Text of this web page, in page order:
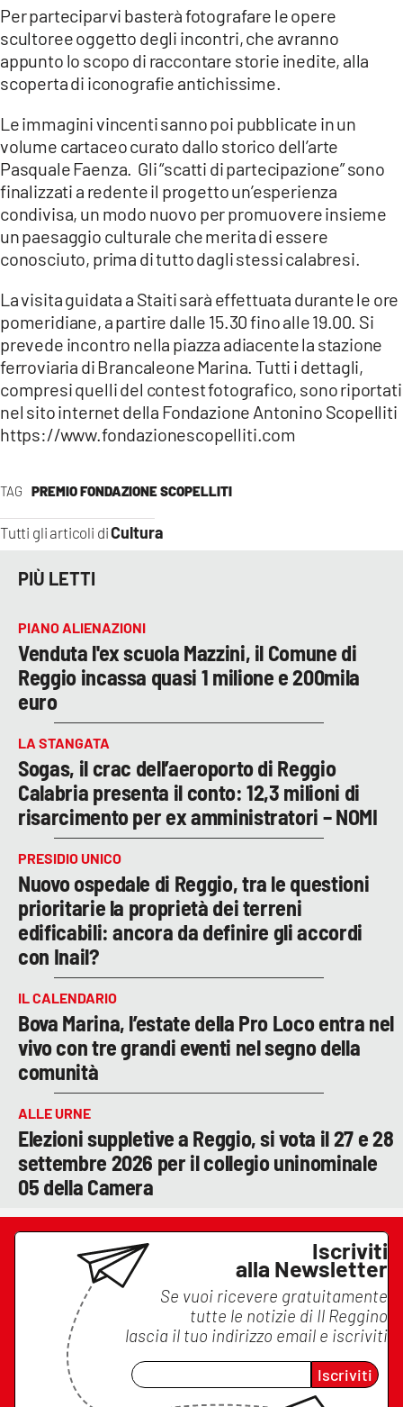
TAG PREMIO FONDAZIONE SCOPELLITI
Tutti gli articoli diCultura
Per parteciparvi basterà fotografare le opere
scultoree oggetto degli incontri, che avranno
appunto lo scopo di raccontare storie inedite, alla
scoperta di iconografie antichissime.
Le immagini vincenti sanno poi pubblicate in un
volume cartaceo curato dallo storico dell’arte
Pasquale Faenza. Gli “scatti di partecipazione” sono
finalizzati a redente il progetto un’esperienza
condivisa, un modo nuovo per promuovere insieme
un paesaggio culturale che merita di essere
conosciuto, prima di tutto dagli stessi calabresi.
La visita guidata a Staiti sarà effettuata durante le ore
pomeridiane, a partire dalle 15.30 fino alle 19.00. Si
prevede incontro nella piazza adiacente la stazione
ferroviaria di Brancaleone Marina. Tutti i dettagli,
compresi quelli del contest fotografico, sono riportati
nel sito internet della Fondazione Antonino Scopelliti
https://www.fondazionescopelliti.com
PIÙ LETTI
PIANO ALIENAZIONI
Venduta l'ex scuola Mazzini, il Comune di
Reggio incassa quasi 1 milione e 200mila
euro
LA STANGATA
Sogas, il crac dell’aeroporto di Reggio
Calabria presenta il conto: 12,3 milioni di
risarcimento per ex amministratori – NOMI
PRESIDIO UNICO
Nuovo ospedale di Reggio, tra le questioni
prioritarie la proprietà dei terreni
edificabili: ancora da definire gli accordi
con Inail?
IL CALENDARIO
Bova Marina, l’estate della Pro Loco entra nel
vivo con tre grandi eventi nel segno della
comunità
ALLE URNE
Elezioni suppletive a Reggio, si vota il 27 e 28
settembre 2026 per il collegio uninominale
05 della Camera
Iscriviti
alla Newsletter
Se vuoi ricevere gratuitamente
tutte le notizie di Il Reggino
lascia il tuo indirizzo email e iscriviti
Iscriviti